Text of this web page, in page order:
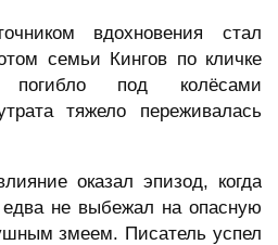
вдохновения стал
семьи Кингов по кличке
под колёсами
тяжело переживалась
оказал эпизод, когда
не выбежал на опасную
змеем. Писатель успел